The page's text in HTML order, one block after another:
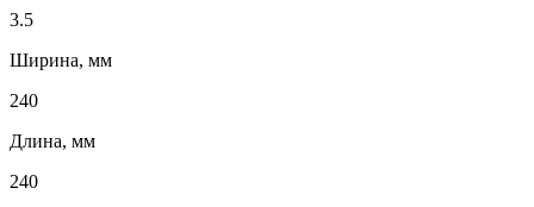
3.5
Ширина, мм
240
Длина, мм
240